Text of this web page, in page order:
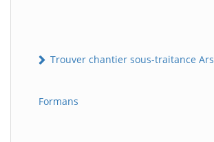
Trouver chantier sous-traitance
Formans